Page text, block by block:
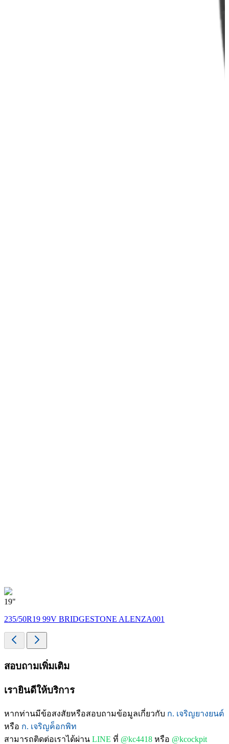
19"
235/50R19 99V BRIDGESTONE ALENZA001
สอบถามเพิ่มเติม
เรายินดีให้บริการ
หากท่านมีข้อสงสัยหรือสอบถามข้อมูลเกี่ยวกับ ก. เจริญยางยนต์
หรือ ก. เจริญค็อกพิท
สามารถติดต่อเราได้ผ่าน LINE ที่ @kc4418 หรือ @kcockpit